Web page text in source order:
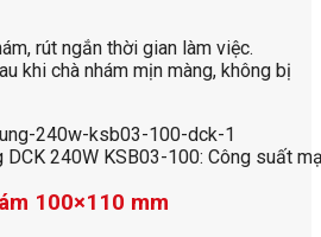
rút ngắn thời gian làm việc.
khi chà nhám mịn màng, không bị
DCK 240W KSB03-100: Công suất
100×110 mm